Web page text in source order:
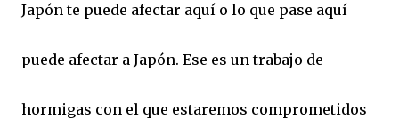
Japón te puede afectar aquí o lo que pase aquí
puede afectar a Japón. Ese es un trabajo de
hormigas con el que estaremos comprometidos